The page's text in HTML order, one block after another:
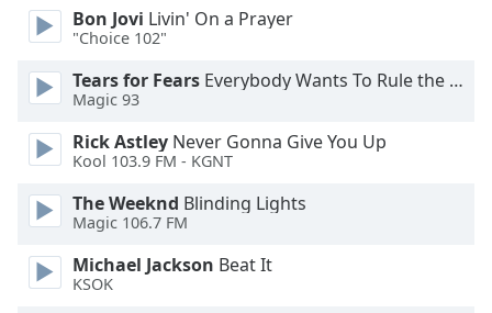
Background
Color
Opacity
Caption
Area
Background
Bon Jovi Livin' On a Prayer
"Choice 102"
Tears for Fears Everybody Wants To Rule the World
Magic 93
Rick Astley Never Gonna Give You Up
Kool 103.9 FM - KGNT
The Weeknd Blinding Lights
Magic 106.7 FM
Michael Jackson Beat It
KSOK